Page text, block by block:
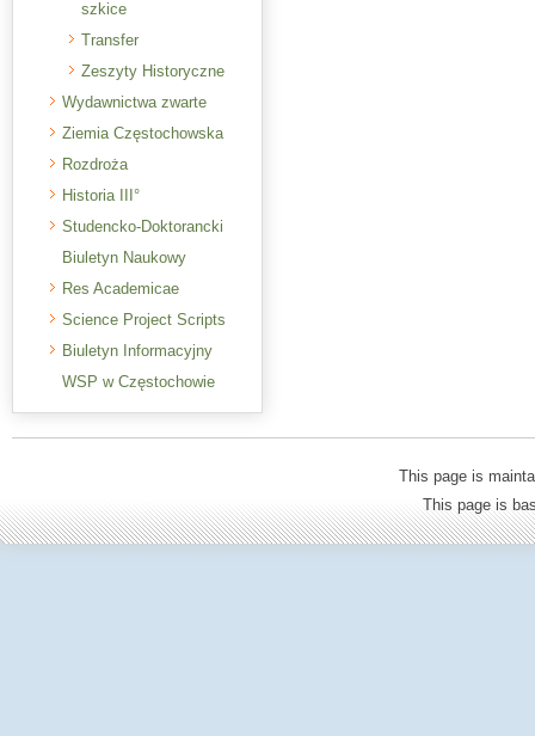
szkice
Transfer
Zeszyty Historyczne
Wydawnictwa zwarte
Ziemia Częstochowska
Rozdroża
Historia III°
Studencko-Doktorancki
Biuletyn Naukowy
Res Academicae
Science Project Scripts
Biuletyn Informacyjny
WSP w Częstochowie
This page is
This page is